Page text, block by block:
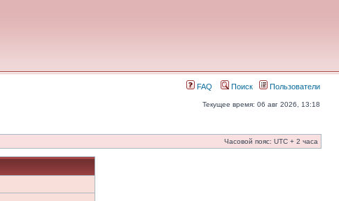
FAQ Поиск Пользователи
Текущее время: 06 авг 2026, 13:18
Часовой пояс: UTC + 2 часа